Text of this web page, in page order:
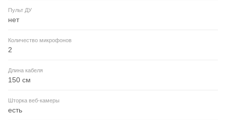
Пульт ДУ
нет
Количество микрофонов
2
Длина кабеля
150 см
Шторка веб-камеры
есть